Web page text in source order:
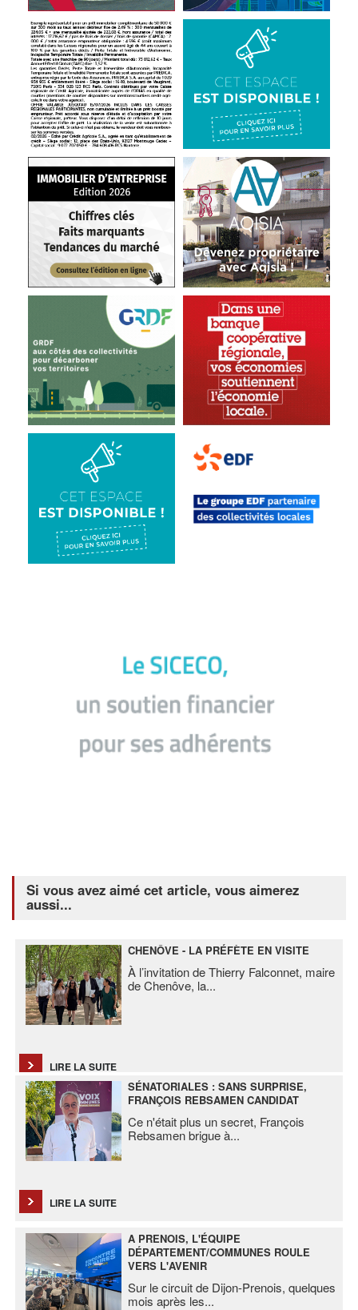
Si vous avez aimé cet article, vous aimerez
aussi...
CHENÔVE - LA PRÉFÈTE EN VISITE
À l’invitation de Thierry Falconnet, maire
de Chenôve, la...
LIRE LA SUITE
SÉNATORIALES : SANS SURPRISE,
FRANÇOIS REBSAMEN CANDIDAT
Ce n'était plus un secret, François
Rebsamen brigue à...
LIRE LA SUITE
A PRENOIS, L'ÉQUIPE
DÉPARTEMENT/COMMUNES ROULE
VERS L'AVENIR
Sur le circuit de Dijon-Prenois, quelques
mois après les...